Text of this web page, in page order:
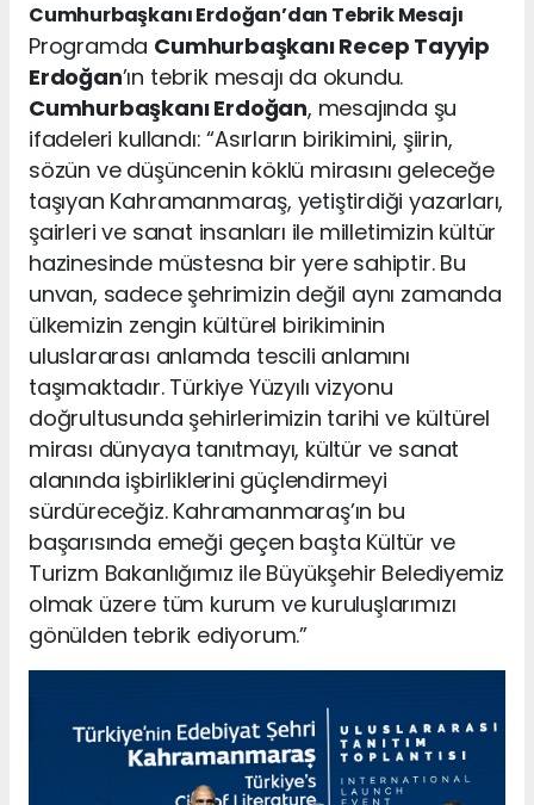
Cumhurbaşkanı Erdoğan’dan Tebrik Mesajı
Programda Cumhurbaşkanı Recep Tayyip
Erdoğan’ın tebrik mesajı da okundu.
Cumhurbaşkanı Erdoğan, mesajında şu
ifadeleri kullandı: “Asırların birikimini, şiirin,
sözün ve düşüncenin köklü mirasını geleceğe
taşıyan Kahramanmaraş, yetiştirdiği yazarları,
şairleri ve sanat insanları ile milletimizin kültür
hazinesinde müstesna bir yere sahiptir. Bu
unvan, sadece şehrimizin değil aynı zamanda
ülkemizin zengin kültürel birikiminin
uluslararası anlamda tescili anlamını
taşımaktadır. Türkiye Yüzyılı vizyonu
doğrultusunda şehirlerimizin tarihi ve kültürel
mirası dünyaya tanıtmayı, kültür ve sanat
alanında işbirliklerini güçlendirmeyi
sürdüreceğiz. Kahramanmaraş’ın bu
başarısında emeği geçen başta Kültür ve
Turizm Bakanlığımız ile Büyükşehir Belediyemiz
olmak üzere tüm kurum ve kuruluşlarımızı
gönülden tebrik ediyorum.”